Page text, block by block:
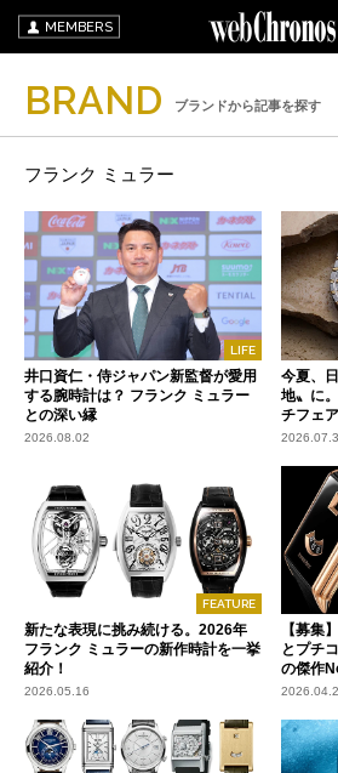
MEMBERS
BRAND ブランドから記事を探す
フランク ミュラー
LIFE
井口資仁・侍ジャパン新監督が愛用
する腕時計は？ フランク ミュラー
との深い縁
2026.08.02
今夏、
地〟に
チフェ
FEATURE
新たな表現に挑み続ける。2026年
フランク ミュラーの新作時計を一挙
紹介！
2026.05.16
【募集
とプチ
の傑作